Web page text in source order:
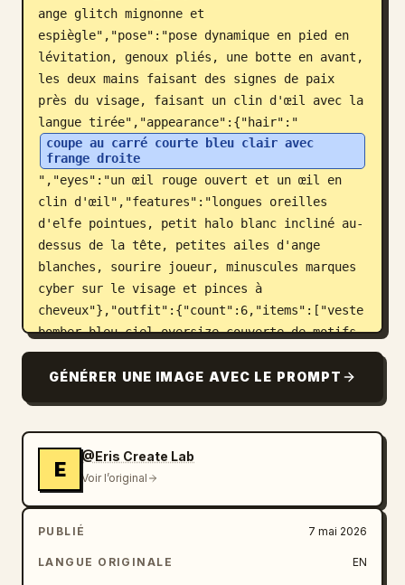
ange glitch mignonne et
espiègle","pose":"pose dynamique en pied en
lévitation, genoux pliés, une botte en avant,
les deux mains faisant des signes de paix
près du visage, faisant un clin d'œil avec la
langue tirée","appearance":{"hair":"
coupe au carré courte bleu clair avec
frange droite
","eyes":"un œil rouge ouvert et un œil en
clin d'œil","features":"longues oreilles
d'elfe pointues, petit halo blanc incliné au-
dessus de la tête, petites ailes d'ange
blanches, sourire joueur, minuscules marques
cyber sur le visage et pinces à
cheveux"},"outfit":{"count":6,"items":["veste
bomber bleu ciel oversize couverte de motifs
de nuages blancs, écussons, tirettes de
fermeture éclair et sangles pendantes","haut
bleue et pochette avec petites
étiquettes","bottes à plateforme à lacets
épaisses blanches et bleues avec détails
streetwear mécaniques","jarretières bleues,
lapin suspendu"]}},"layout":
GÉNÉRER UNE IMAGE AVEC LE PROMPT
E
@Eris Create Lab
Voir l’original
PUBLIÉ 7 mai 2026
LANGUE ORIGINALE EN